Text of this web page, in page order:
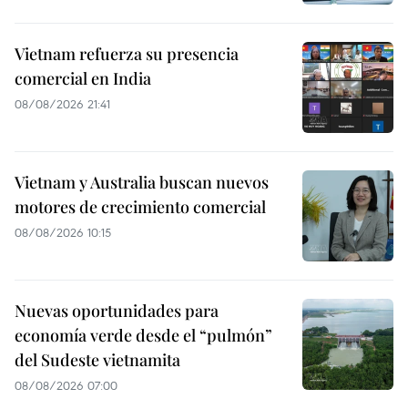
Vietnam refuerza su presencia
comercial en India
08/08/2026 21:41
Vietnam y Australia buscan nuevos
motores de crecimiento comercial
08/08/2026 10:15
Nuevas oportunidades para
economía verde desde el “pulmón”
del Sudeste vietnamita
08/08/2026 07:00